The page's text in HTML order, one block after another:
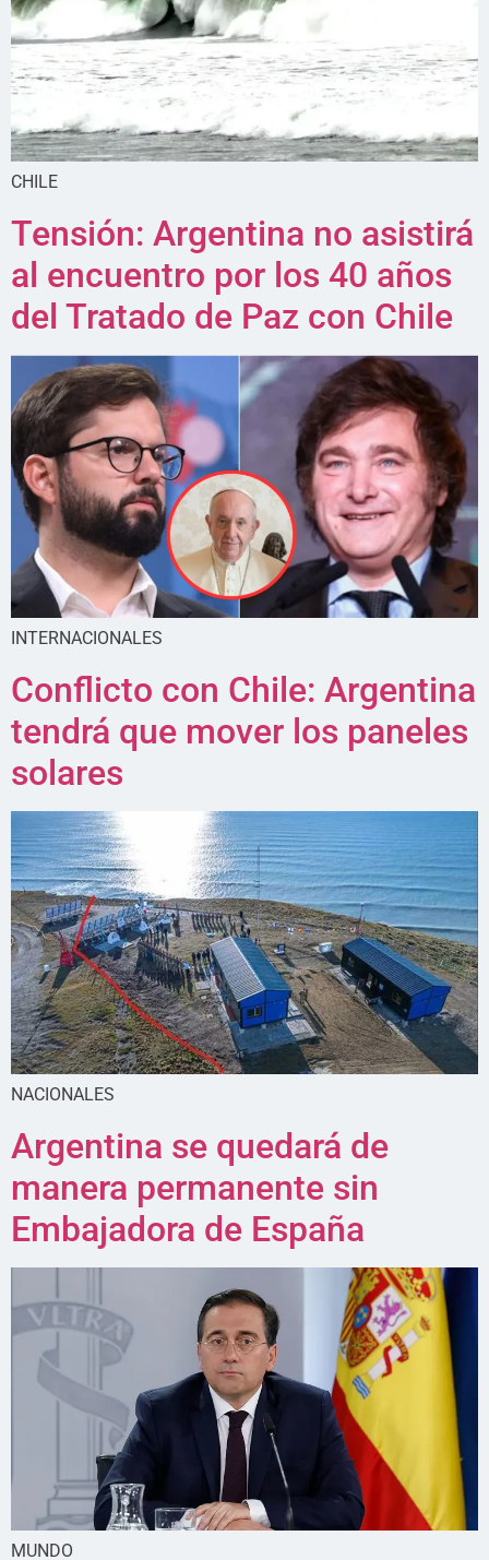
CHILE
Tensión: Argentina no asistirá
al encuentro por los 40 años
del Tratado de Paz con Chile
INTERNACIONALES
Conflicto con Chile: Argentina
tendrá que mover los paneles
solares
NACIONALES
Argentina se quedará de
manera permanente sin
Embajadora de España
MUNDO